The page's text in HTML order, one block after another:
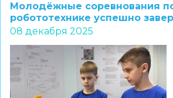
борются
за
победу
в
финале
первой
Молодёжные соревнования
робототехнике успешно
08 декабря 2025